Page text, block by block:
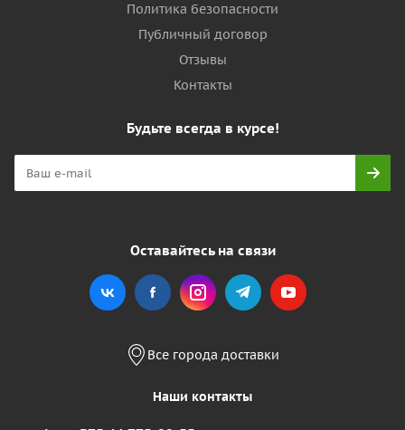
Политика безопасности
Публичный договор
Отзывы
Контакты
Будьте всегда в курсе!
Оставайтесь на связи
Все города доставки
Наши контакты